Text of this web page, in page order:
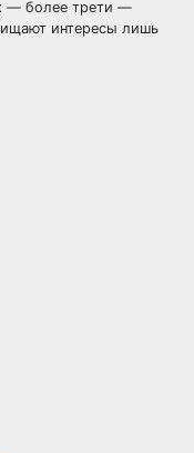
— более трети —
интересы лишь